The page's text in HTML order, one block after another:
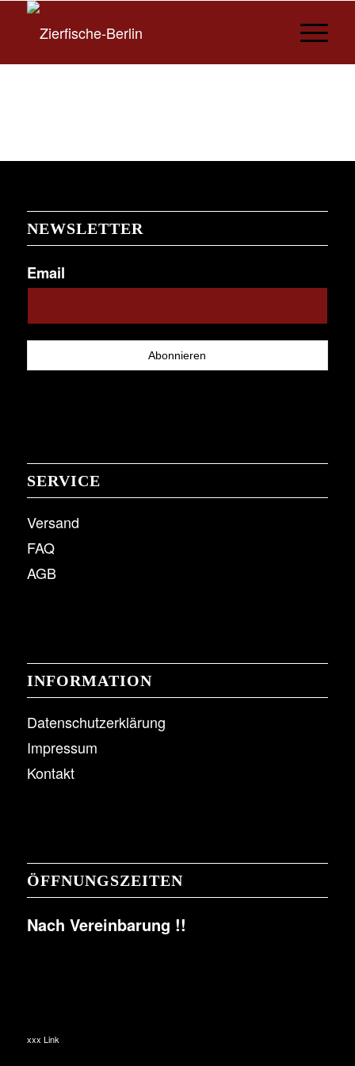
NEWSLETTER
Email
SERVICE
Versand
FAQ
AGB
INFORMATION
Datenschutzerklärung
Impressum
Kontakt
ÖFFNUNGSZEITEN
Nach Vereinbarung !!
xxx Link